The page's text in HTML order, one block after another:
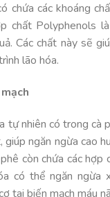
chứa các khoáng
chất Polyphenols
Các chất này sẽ
lão hóa.
tự nhiên có trong cà
giúp ngăn ngừa cao
còn chứa các
có thể ngăn ngừa
tai biến mạch máu